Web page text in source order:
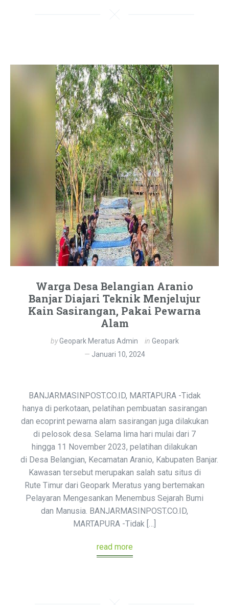
Warga Desa Belangian Aranio
Banjar Diajari Teknik Menjelujur
Kain Sasirangan, Pakai Pewarna
Alam
byGeopark Meratus Admin in Geopark
Januari 10, 2024
BANJARMASINPOST.CO.ID, MARTAPURA -Tidak
hanya di perkotaan, pelatihan pembuatan sasirangan
dan ecoprint pewarna alam sasirangan juga dilakukan
di pelosok desa. Selama lima hari mulai dari 7
hingga 11 November 2023, pelatihan dilakukan
di Desa Belangian, Kecamatan Aranio, Kabupaten Banjar.
Kawasan tersebut merupakan salah satu situs di
Rute Timur dari Geopark Meratus yang bertemakan
Pelayaran Mengesankan Menembus Sejarah Bumi
dan Manusia. BANJARMASINPOST.CO.ID,
MARTAPURA -Tidak […]
read more